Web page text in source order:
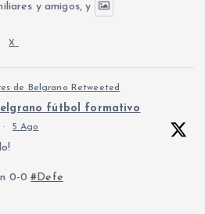
y amigos, y
X
de Belgrano Retweeted
fútbol formativo
· 5 Ago
0-0#Defe